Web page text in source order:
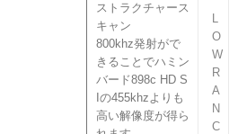
ストラクチャース
キャン
800khz発射がで
きることでハミン
バード898c HD S
Iの455khzよりも
高い解像度が得ら
L
O
W
R
A
N
C